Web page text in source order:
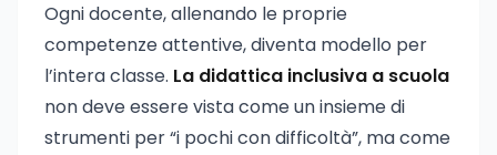
Ogni docente, allenando le proprie
competenze attentive, diventa modello per
l’intera classe. La didattica inclusiva a scuola
non deve essere vista come un insieme di
strumenti per “i pochi con difficoltà”, ma come